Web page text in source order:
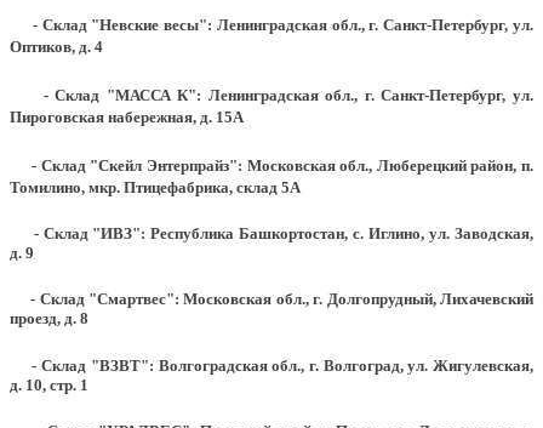
- Склад "Невские весы": Ленинградская обл., г. Санкт-Петербург, ул.
Оптиков, д. 4
- Склад "МАССА К": Ленинградская обл., г. Санкт-Петербург, ул.
Пироговская набережная, д. 15А
- Склад "Скейл Энтерпрайз": Московская обл., Люберецкий район, п.
Томилино, мкр. Птицефабрика, склад 5А
- Склад "ИВЗ": Республика Башкортостан, с. Иглино, ул. Заводская,
д. 9
- Склад "Смартвес":Московская обл., г. Долгопрудный, Лихачевский
проезд, д. 8
- Склад "ВЗВТ": Волгоградская обл., г. Волгоград, ул. Жигулевская,
д. 10, стр. 1